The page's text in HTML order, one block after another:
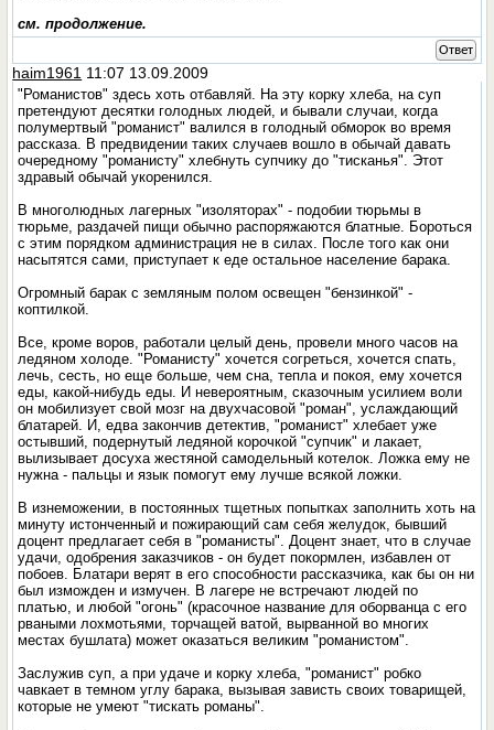
см. продолжение.
Ответ
haim1961 11:07 13.09.2009
"Романистов" здесь хоть отбавляй. На эту корку хлеба, на суп
претендуют десятки голодных людей, и бывали случаи, когда
полумертвый "романист" валился в голодный обморок во время
рассказа. В предвидении таких случаев вошло в обычай давать
очередному "романисту" хлебнуть супчику до "тисканья". Этот
здравый обычай укоренился.
В многолюдных лагерных "изоляторах" - подобии тюрьмы в
тюрьме, раздачей пищи обычно распоряжаются блатные. Бороться
с этим порядком администрация не в силах. После того как они
насытятся сами, приступает к еде остальное население барака.
Огромный барак с земляным полом освещен "бензинкой" -
коптилкой.
Все, кроме воров, работали целый день, провели много часов на
ледяном холоде. "Романисту" хочется согреться, хочется спать,
лечь, сесть, но еще больше, чем сна, тепла и покоя, ему хочется
еды, какой-нибудь еды. И невероятным, сказочным усилием воли
он мобилизует свой мозг на двухчасовой "роман", услаждающий
блатарей. И, едва закончив детектив, "романист" хлебает уже
остывший, подернутый ледяной корочкой "супчик" и лакает,
вылизывает досуха жестяной самодельный котелок. Ложка ему не
нужна - пальцы и язык помогут ему лучше всякой ложки.
В изнеможении, в постоянных тщетных попытках заполнить хоть на
минуту истонченный и пожирающий сам себя желудок, бывший
доцент предлагает себя в "романисты". Доцент знает, что в случае
удачи, одобрения заказчиков - он будет покормлен, избавлен от
побоев. Блатари верят в его способности рассказчика, как бы он ни
был изможден и измучен. В лагере не встречают людей по
платью, и любой "огонь" (красочное название для оборванца с его
рваными лохмотьями, торчащей ватой, вырванной во многих
местах бушлата) может оказаться великим "романистом".
Заслужив суп, а при удаче и корку хлеба, "романист" робко
чавкает в темном углу барака, вызывая зависть своих товарищей,
которые не умеют "тискать романы".